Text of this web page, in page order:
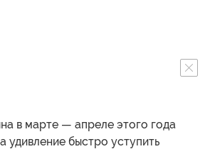
в марте — апреле этого года
удивление быстро уступить